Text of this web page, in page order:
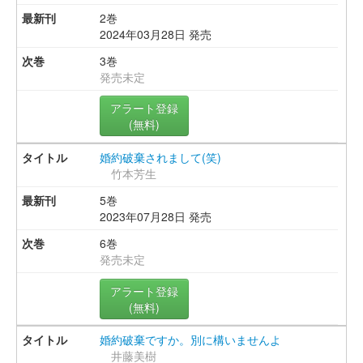
2巻
2024年03月28日 発売
3巻
発売未定
アラート登録
(無料)
婚約破棄されまして(笑)
竹本芳生
5巻
2023年07月28日 発売
6巻
発売未定
アラート登録
(無料)
婚約破棄ですか。別に構いませんよ
井藤美樹